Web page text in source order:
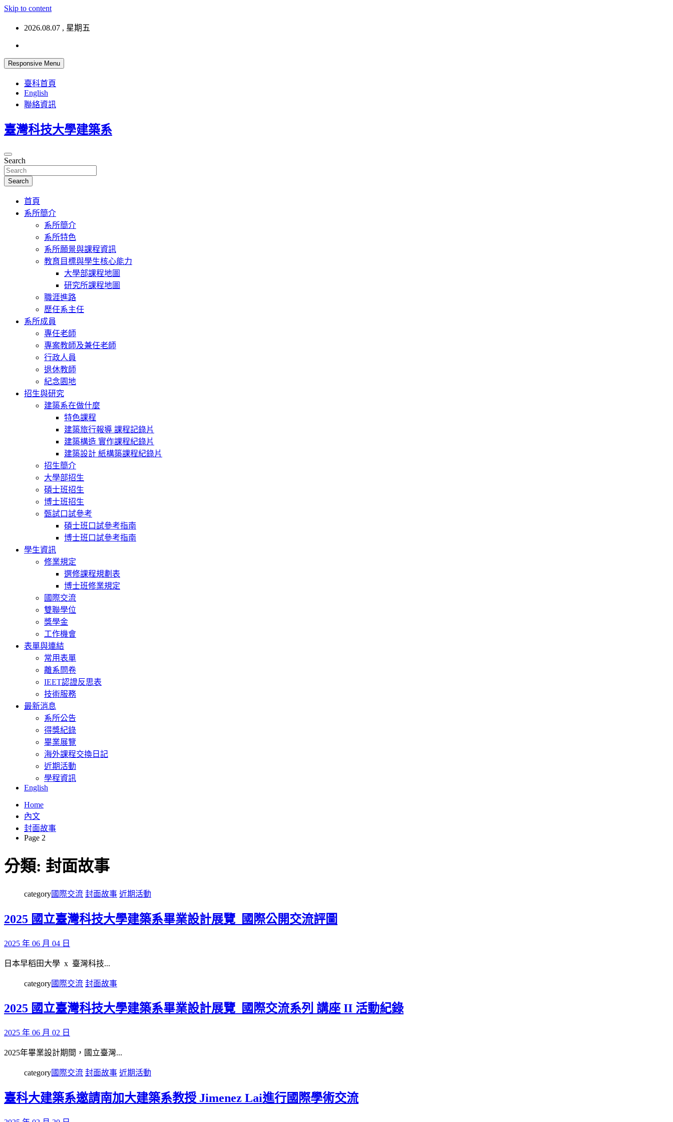
Skip to content
2026.08.07 , 星期五
Responsive Menu
臺科首頁
English
聯絡資訊
臺灣科技大學建築系
Search
Search
首頁
系所簡介
系所簡介
系所特色
系所願景與課程資訊
教育目標與學生核心能力
大學部課程地圖
研究所課程地圖
職涯進路
歷任系主任
系所成員
專任老師
專案教師及兼任老師
行政人員
退休教師
紀念園地
招生與研究
建築系在做什麼
特色課程
建築旅行報導 課程記錄片
建築構造 實作課程紀錄片
建築設計 紙構築課程紀錄片
招生簡介
大學部招生
碩士班招生
博士班招生
甄試口試參考
碩士班口試參考指南
博士班口試參考指南
學生資訊
修業規定
選修課程規劃表
博士班修業規定
國際交流
雙聯學位
獎學金
工作機會
表單與連結
常用表單
離系問卷
IEET認證反思表
技術服務
最新消息
系所公告
得獎紀錄
畢業展覽
海外課程交換日記
近期活動
學程資訊
English
Home
內文
封面故事
Page 2
分類: 封面故事
category國際交流 封面故事 近期活動
2025 國立臺灣科技大學建築系畢業設計展覽_國際公開交流評圖
2025 年 06 月 04 日
日本早稻田大學 x 臺灣科技...
category國際交流 封面故事
2025 國立臺灣科技大學建築系畢業設計展覽_國際交流系列 講座 II 活動紀錄
2025 年 06 月 02 日
2025年畢業設計期間，國立臺灣...
category國際交流 封面故事 近期活動
臺科大建築系邀請南加大建築系教授 Jimenez Lai進行國際學術交流